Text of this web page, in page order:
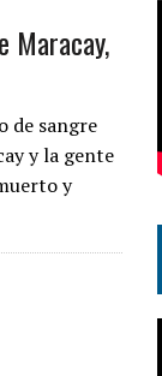
Maracay,
de sangre
y la gente
y